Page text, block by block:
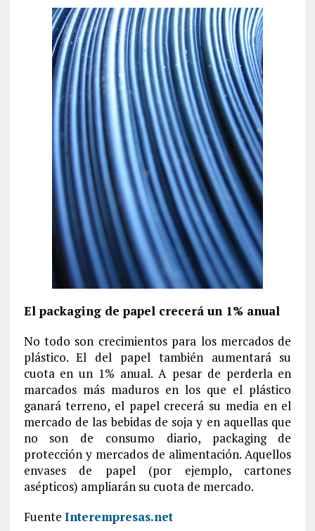
El packaging de papel crecerá un 1% anual
No todo son crecimientos para los mercados de
plástico. El del papel también aumentará su
cuota en un 1% anual. A pesar de perderla en
marcados más maduros en los que el plástico
ganará terreno, el papel crecerá su media en el
mercado de las bebidas de soja y en aquellas que
no son de consumo diario, packaging de
protección y mercados de alimentación. Aquellos
envases de papel (por ejemplo, cartones
asépticos) ampliarán su cuota de mercado.
Fuente Interempresas.net